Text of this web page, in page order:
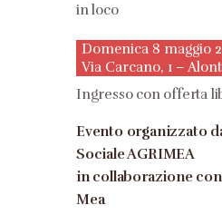
in loco
Domenica 8 maggio
Via Carcano, 1 –
Ingresso con offerta
Evento organizzato
Sociale AGRIMEA
in collaborazione
Mea